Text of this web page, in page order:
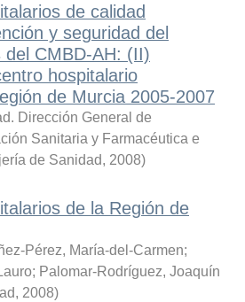
de calidad
y seguridad del
CMBD-AH: (II)
hospitalario
de Murcia 2005-2007
Dirección General de
Sanitaria y Farmacéutica e
de Sanidad, 2008)
de la Región de
Pérez, María-del-Carmen;
; Palomar-Rodríguez, Joaquín
, 2008)